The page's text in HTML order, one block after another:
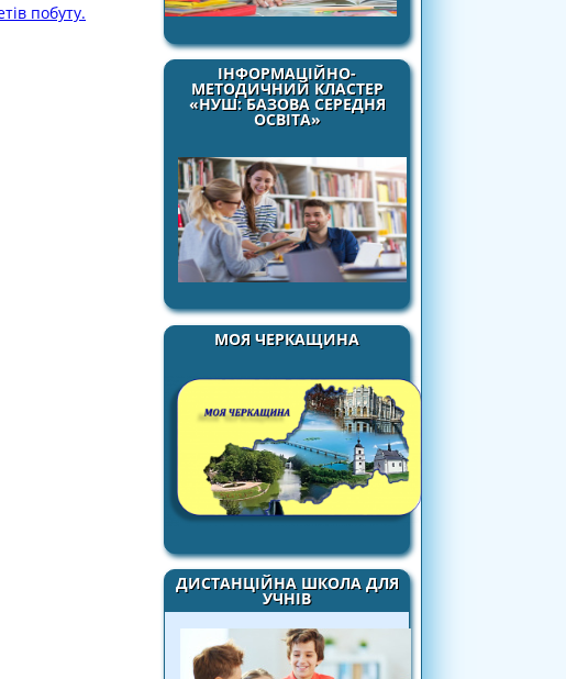
ІНФОРМАЦІЙНО-
МЕТОДИЧНИЙ КЛАСТЕР
«НУШ: БАЗОВА СЕРЕДНЯ
ОСВІТА»
МОЯ ЧЕРКАЩИНА
ДИСТАНЦІЙНА ШКОЛА ДЛЯ
УЧНІВ
побуту.